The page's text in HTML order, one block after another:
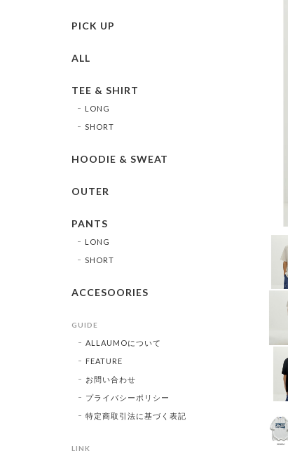
PICK UP
ALL
TEE & SHIRT
LONG
SHORT
HOODIE & SWEAT
OUTER
PANTS
LONG
SHORT
ACCESOORIES
GUIDE
ALLAUMOについて
FEATURE
お問い合わせ
プライバシーポリシー
特定商取引法に基づく表記
LINK